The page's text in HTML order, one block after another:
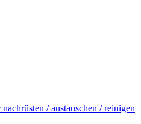
/ austauschen / reinigen